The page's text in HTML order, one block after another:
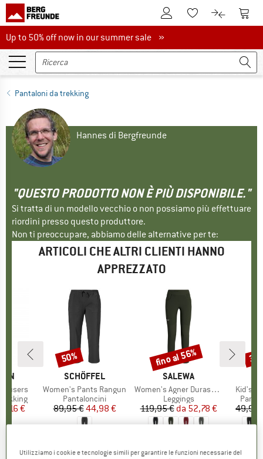
Al conto clienteAlla lista
Al Al
Up to 50% off now in our summer sale
Up to 50% off now in our summer sale »
Pantaloni da trekking
Hannes di Bergfreunde
"QUESTO PRODOTTO NON È PIÙ DISPONIBILE."
Si tratta di un modello vecchio o non possiamo più effettuare
riordini presso questo produttore.
Non ti preoccupare, abbiamo delle alternative per te:
ARTICOLI CHE ALTRI CLIENTI HANNO
APPREZZATO
ridotto
€
MARCHIO
SCHÖFFEL
Articolo
Women's Pants Rangun
Gruppo di prodotti
Pantaloncini
Prezzo
89,95 €Prezzo ridotto
44,98 €
Sconto
50%
MARCHIO
SALEWA
Articolo
Women's Agner Durastretch Tights
Gruppo di prodotti
Leggings
Prezzo
119,95 € Prezzo ridotto
da 52,78 €
Sconto
fino al 56%
Articolo
Kid's
49,95
Utilizziamo i cookie e tecnologie simili per garantire le funzioni necessarie del